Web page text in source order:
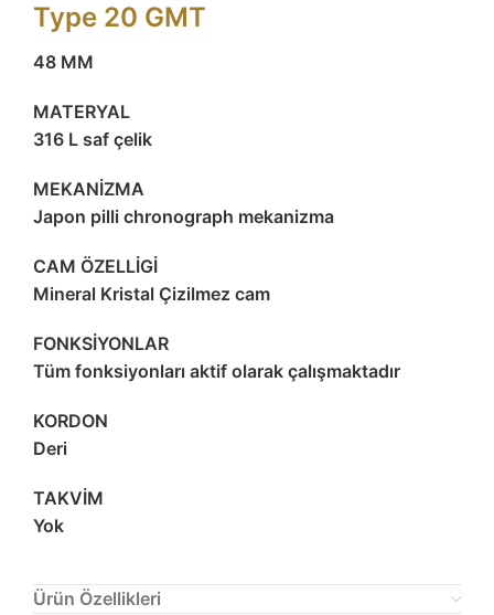
Type 20 GMT
48 MM
MATERYAL
316 L saf çelik
MEKANİZMA
Japon pilli chronograph mekanizma
CAM ÖZELLİGİ
Mineral Kristal Çizilmez cam
FONKSİYONLAR
Tüm fonksiyonları aktif olarak çalışmaktadır
KORDON
Deri
TAKVİM
Yok
Ürün Özellikleri